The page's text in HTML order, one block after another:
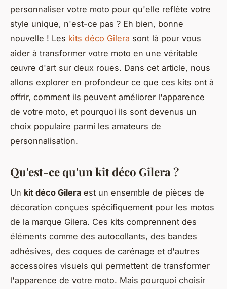
personnaliser votre moto pour qu'elle reflète votre
style unique, n'est-ce pas ? Eh bien, bonne
nouvelle ! Les kits déco Gilera sont là pour vous
aider à transformer votre moto en une véritable
œuvre d'art sur deux roues. Dans cet article, nous
allons explorer en profondeur ce que ces kits ont à
offrir, comment ils peuvent améliorer l'apparence
de votre moto, et pourquoi ils sont devenus un
choix populaire parmi les amateurs de
personnalisation.
Qu'est-ce qu'un kit déco Gilera ?
Un kit déco Gilera est un ensemble de pièces de
décoration conçues spécifiquement pour les motos
de la marque Gilera. Ces kits comprennent des
éléments comme des autocollants, des bandes
adhésives, des coques de carénage et d'autres
accessoires visuels qui permettent de transformer
l'apparence de votre moto. Mais pourquoi choisir